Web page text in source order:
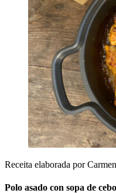
Receita elaborada por
Polo asado con sopa de